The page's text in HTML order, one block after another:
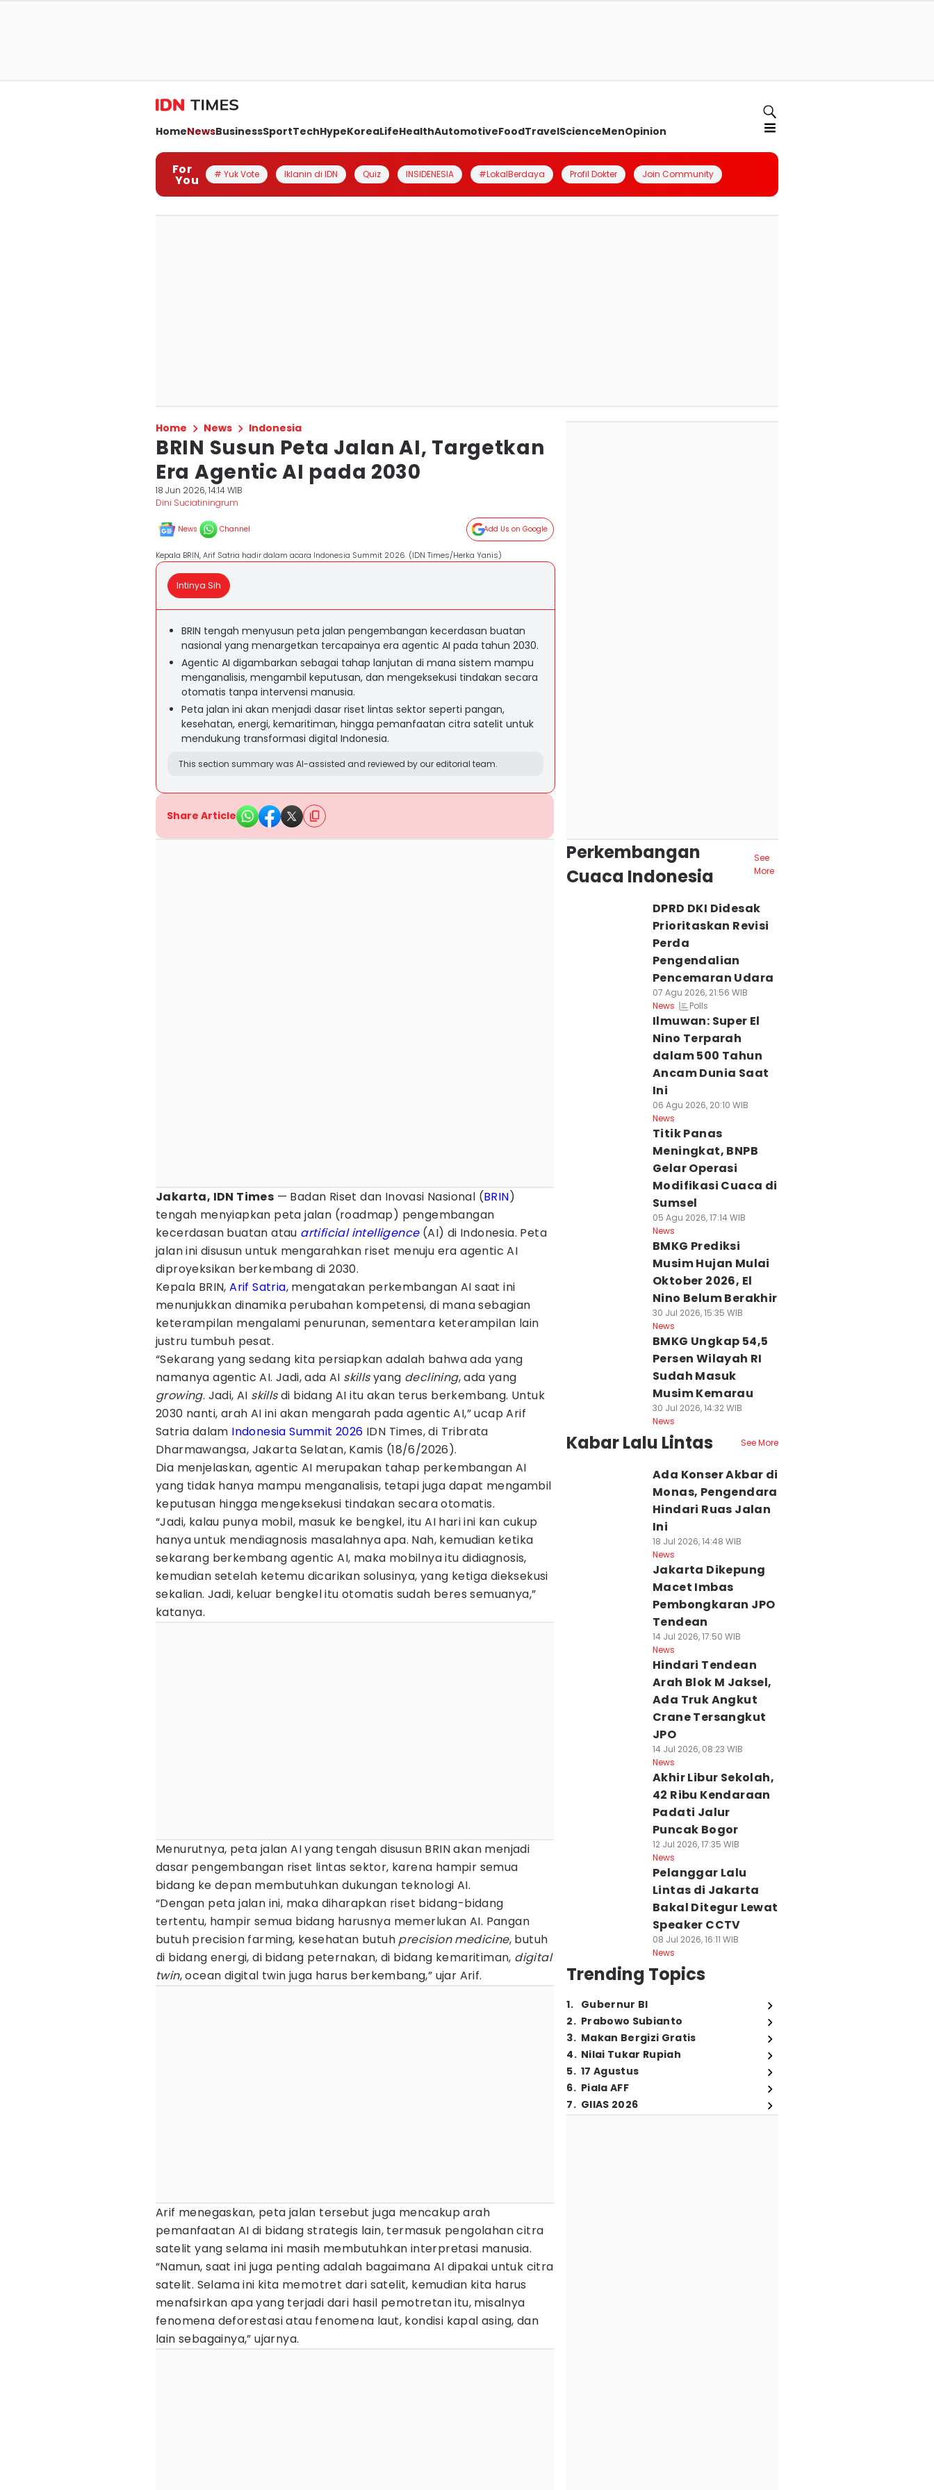
HomeNewsBusinessSportTechHypeKoreaLifeHealthAutomotiveFoodTravelScienceMenOpinion
For
You # Yuk Vote Iklanin di IDN Quiz INSIDENESIA #LokalBerdaya Profil Dokter Join Community
Home News Indonesia
BRIN Susun Peta Jalan AI, Targetkan
Era Agentic AI pada 2030
18 Jun 2026, 14:14 WIB
Dini Suciatiningrum
News Channel Add Us on Google
Kepala BRIN, Arif Satria hadir dalam acara Indonesia Summit 2026. (IDN Times/Herka Yanis)
Intinya Sih
BRIN tengah menyusun peta jalan pengembangan kecerdasan buatan
nasional yang menargetkan tercapainya era agentic AI pada tahun 2030.
Agentic AI digambarkan sebagai tahap lanjutan di mana sistem mampu
menganalisis, mengambil keputusan, dan mengeksekusi tindakan secara
otomatis tanpa intervensi manusia.
Peta jalan ini akan menjadi dasar riset lintas sektor seperti pangan,
kesehatan, energi, kemaritiman, hingga pemanfaatan citra satelit untuk
mendukung transformasi digital Indonesia.
This section summary was AI-assisted and reviewed by our editorial team.
Share Article
Jakarta, IDN Times — Badan Riset dan Inovasi Nasional (BRIN)
tengah menyiapkan peta jalan (roadmap) pengembangan
kecerdasan buatan atau artificial intelligence (AI) di Indonesia. Peta
jalan ini disusun untuk mengarahkan riset menuju era agentic AI
diproyeksikan berkembang di 2030.
Kepala BRIN,Arif Satria, mengatakan perkembangan AI saat ini
menunjukkan dinamika perubahan kompetensi, di mana sebagian
keterampilan mengalami penurunan, sementara keterampilan lain
justru tumbuh pesat.
“Sekarang yang sedang kita persiapkan adalah bahwa ada yang
namanya agentic AI. Jadi, ada AI skillsyang declining, ada yang
growing. Jadi, AI skillsdi bidang AI itu akan terus berkembang. Untuk
2030 nanti, arah AI ini akan mengarah pada agentic AI,” ucap Arif
Satria dalam Indonesia Summit 2026 IDN Times, di Tribrata
Dharmawangsa, Jakarta Selatan, Kamis (18/6/2026).
Dia menjelaskan, agentic AI merupakan tahap perkembangan AI
yang tidak hanya mampu menganalisis, tetapi juga dapat mengambil
keputusan hingga mengeksekusi tindakan secara otomatis.
“Jadi, kalau punya mobil, masuk ke bengkel, itu AI hari ini kan cukup
hanya untuk mendiagnosis masalahnya apa. Nah, kemudian ketika
sekarang berkembang agentic AI, maka mobilnya itu didiagnosis,
kemudian setelah ketemu dicarikan solusinya, yang ketiga dieksekusi
sekalian. Jadi, keluar bengkel itu otomatis sudah beres semuanya,”
katanya.
Menurutnya, peta jalan AI yang tengah disusun BRIN akan menjadi
dasar pengembangan riset lintas sektor, karena hampir semua
bidang ke depan membutuhkan dukungan teknologi AI.
“Dengan peta jalan ini, maka diharapkan riset bidang-bidang
tertentu, hampir semua bidang harusnya memerlukan AI. Pangan
butuh precision farming, kesehatan butuh precision medicine, butuh
di bidang energi, di bidang peternakan, di bidang kemaritiman, digital
twin, ocean digital twin juga harus berkembang,” ujar Arif.
Arif menegaskan, peta jalan tersebut juga mencakup arah
pemanfaatan AI di bidang strategis lain, termasuk pengolahan citra
satelit yang selama ini masih membutuhkan interpretasi manusia.
“Namun, saat ini juga penting adalah bagaimana AI dipakai untuk citra
satelit. Selama ini kita memotret dari satelit, kemudian kita harus
menafsirkan apa yang terjadi dari hasil pemotretan itu, misalnya
fenomena deforestasi atau fenomena laut, kondisi kapal asing, dan
lain sebagainya,” ujarnya.
Perkembangan
Cuaca Indonesia
See
More
DPRD DKI Didesak
Prioritaskan Revisi
Perda
Pengendalian
Pencemaran Udara
07 Agu 2026, 21:56 WIB
News
Polls
Ilmuwan: Super El
Nino Terparah
dalam 500 Tahun
Ancam Dunia Saat
Ini
06 Agu 2026, 20:10 WIB
News
Titik Panas
Meningkat, BNPB
Gelar Operasi
Modifikasi Cuaca di
Sumsel
05 Agu 2026, 17:14 WIB
News
BMKG Prediksi
Musim Hujan Mulai
Oktober 2026, El
Nino Belum Berakhir
30 Jul 2026, 15:35 WIB
News
BMKG Ungkap 54,5
Persen Wilayah RI
Sudah Masuk
Musim Kemarau
30 Jul 2026, 14:32 WIB
News
Kabar Lalu Lintas See More
Ada Konser Akbar di
Monas, Pengendara
Hindari Ruas Jalan
Ini
18 Jul 2026, 14:48 WIB
News
Jakarta Dikepung
Macet Imbas
Pembongkaran JPO
Tendean
14 Jul 2026, 17:50 WIB
News
Hindari Tendean
Arah Blok M Jaksel,
Ada Truk Angkut
Crane Tersangkut
JPO
14 Jul 2026, 08:23 WIB
News
Akhir Libur Sekolah,
42 Ribu Kendaraan
Padati Jalur
Puncak Bogor
12 Jul 2026, 17:35 WIB
News
Pelanggar Lalu
Lintas di Jakarta
Bakal Ditegur Lewat
Speaker CCTV
08 Jul 2026, 16:11 WIB
News
Trending Topics
1. Gubernur BI
2. Prabowo Subianto
3. Makan Bergizi Gratis
4. Nilai Tukar Rupiah
5. 17 Agustus
6. Piala AFF
7. GIIAS 2026